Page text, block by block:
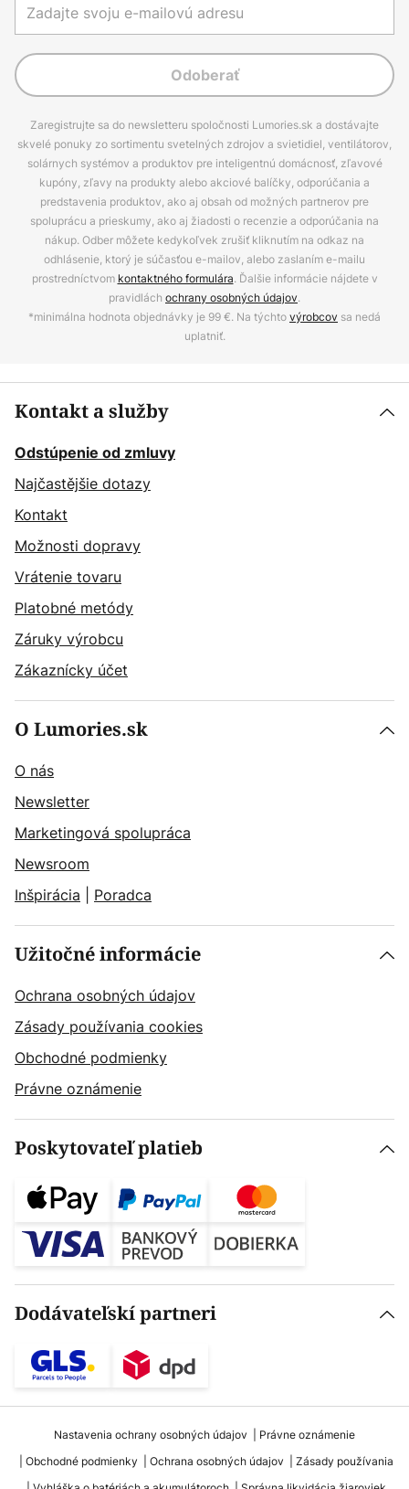
Odoberať
Zaregistrujte sa do newsletteru spoločnosti Lumories.sk a dostávajte
skvelé ponuky zo sortimentu svetelných zdrojov a svietidiel, ventilátorov,
solárnych systémov a produktov pre inteligentnú domácnosť, zľavové
kupóny, zľavy na produkty alebo akciové balíčky, odporúčania a
predstavenia produktov, ako aj obsah od možných partnerov pre
spoluprácu a prieskumy, ako aj žiadosti o recenzie a odporúčania na
nákup. Odber môžete kedykoľvek zrušiť kliknutím na odkaz na
odhlásenie, ktorý je súčasťou e-mailov, alebo zaslaním e-mailu
prostredníctvom kontaktného formulára. Ďalšie informácie nájdete v
pravidlách ochrany osobných údajov.
*minimálna hodnota objednávky je 99 €. Na týchtovýrobcov sa nedá
uplatniť.
Kontakt a služby
Odstúpenie od zmluvy
Najčastějšie dotazy
Kontakt
Možnosti dopravy
Vrátenie tovaru
Platobné metódy
Záruky výrobcu
Zákaznícky účet
O Lumories.sk
O nás
Newsletter
Marketingová spolupráca
Newsroom
Inšpirácia
Poradca
Užitočné informácie
Ochrana osobných údajov
Zásady používania cookies
Obchodné podmienky
Právne oznámenie
Poskytovateľ platieb
Dodávateľskí partneri
Nastavenia ochrany osobných údajov
Právne oznámenie
Obchodné podmienky
Ochrana osobných údajov
Zásady používania